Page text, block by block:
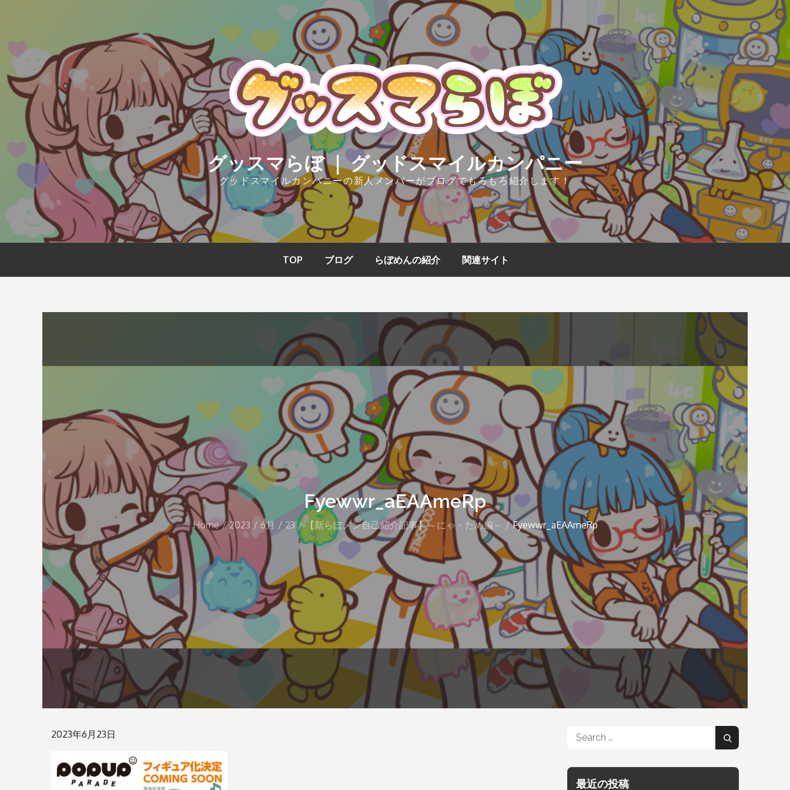
content
グッスマらぼ ｜ グッドスマイルカンパニー
グッドスマイルカンパニーの新人メンバーがブログでもろもろ紹介します！
TOP ブログ らぼめんの紹介 関連サイト
Fyewwr_aEAAmeRp
Home 2023 6月 23 【新らぼメン自己紹介記事】～にゃ・ため編～ Fyewwr_aEAAmeRp
Posted
2023年6月23日
Search
Search
最近の投稿